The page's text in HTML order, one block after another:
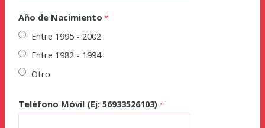
Año de Nacimiento
Entre 1995 - 2002
Entre 1982 - 1994
Otro
Teléfono Móvil (Ej: 56933526103)